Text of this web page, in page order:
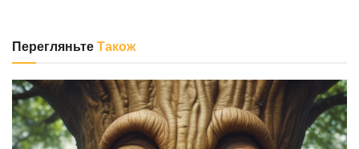
ПерегляньтеТакож